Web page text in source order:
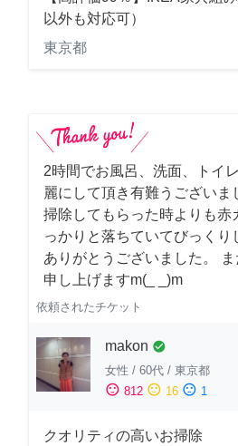
以外も対応可）
東京都
2時間でお風呂、洗面、トイ
麗にして頂き有難うございま
掃除してもらった時よりも赤
っかりと落ちていてびっくり
ありがとうございました。
申し上げますm(_ _)m
依頼されたチケット
makon check_circle
女性 / 60代 / 東京都
sentiment_satisfied 812 sentiment_neutral 16 sentiment_dissatisfied 1
クオリティの高いお掃除